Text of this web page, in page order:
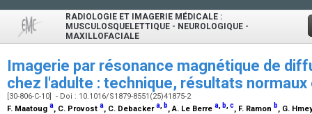
RADIOLOGIE ET IMAGERIE MÉDICALE :
MUSCULOSQUELETTIQUE - NEUROLOGIQUE -
MAXILLOFACIALE
Imagerie par résonance magnétique de
chez l'adulte : technique, résultats
[30-806-C-10] - Doi : 10.1016/S1879-8551(25)41875-2
F. Maatoug a, C. Provost a, C. Debackera b, A. Le Berre a b c, F. Ramon b, G.